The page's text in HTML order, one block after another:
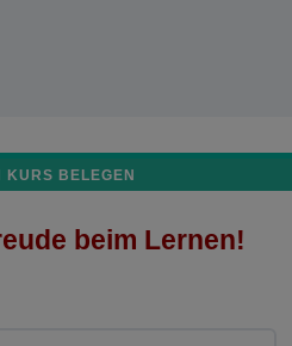
KURS BELEGEN
beim Lernen!